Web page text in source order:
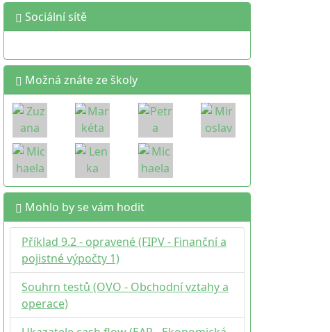
Sociální sítě
Možná znáte ze školy
Mohlo by se vám hodit
Příklad 9.2 - opravené (FIPV - Finanční a
pojistné výpočty 1)
Souhrn testů (OVO - Obchodní vztahy a
operace)